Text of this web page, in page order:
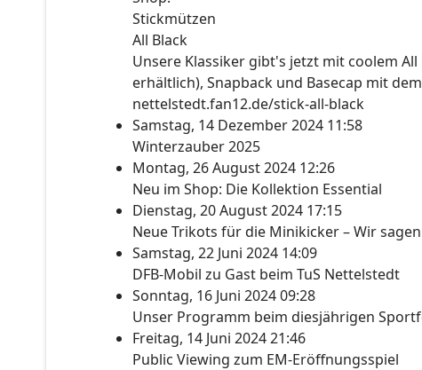
Unsere Klassiker gibt's jetzt mit coolem
erhältlich), Snapback und Basecap mit
nettelstedt.fan12.de/stick-all-black
Samstag, 14 Dezember 2024 11:58
Winterzauber 2025
Montag, 26 August 2024 12:26
Neu im Shop: Die Kollektion Essential
Dienstag, 20 August 2024 17:15
Neue Trikots für die Minikicker – Wir sagen
Samstag, 22 Juni 2024 14:09
DFB-Mobil zu Gast beim TuS Nettelstedt
Sonntag, 16 Juni 2024 09:28
Unser Programm beim diesjährigen
Freitag, 14 Juni 2024 21:46
Public Viewing zum EM-Eröffnungsspiel